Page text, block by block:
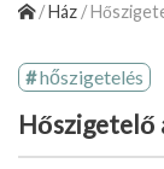
/Ház /
hőszigetelés
Hőszigetelő